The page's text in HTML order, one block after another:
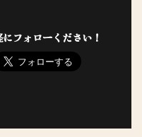
フォローください！